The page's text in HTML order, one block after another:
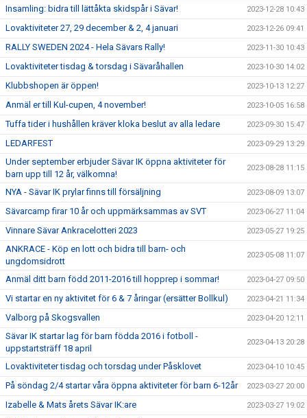
Insamling: bidra till lättåkta skidspår i Sävar! 2023-12-28 10:43
Lovaktiviteter 27, 29 december & 2, 4 januari 2023-12-26 09:41
RALLY SWEDEN 2024 - Hela Sävars Rally! 2023-11-30 10:43
Lovaktiviteter tisdag & torsdag i Sävaråhallen 2023-10-30 14:02
Klubbshopen är öppen! 2023-10-13 12:27
Anmäl er till Kul-cupen, 4 november! 2023-10-05 16:58
Tuffa tider i hushållen kräver kloka beslut av alla ledare 2023-09-30 15:47
LEDARFEST 2023-09-29 13:29
Under september erbjuder Sävar IK öppna aktiviteter för
barn upp till 12 år, välkomna!
2023-08-28 11:15
NYA - Sävar IK prylar finns till försäljning 2023-08-09 13:07
Sävarcamp firar 10 år och uppmärksammas av SVT 2023-06-27 11:04
Vinnare Sävar Ankracelotteri 2023 2023-05-27 19:25
ANKRACE - Köp en lott och bidra till barn- och
ungdomsidrott
2023-05-08 11:07
Anmäl ditt barn född 2011-2016 till hopprep i sommar! 2023-04-27 09:50
Vi startar en ny aktivitet för 6 & 7 åringar (ersätter Bollkul) 2023-04-21 11:34
Valborg på Skogsvallen 2023-04-20 12:11
Sävar IK startar lag för barn födda 2016 i fotboll -
uppstartsträff 18 april
2023-04-13 20:28
Lovaktiviteter tisdag och torsdag under Påsklovet 2023-04-10 10:45
På söndag 2/4 startar våra öppna aktiviteter för barn 6-12år 2023-03-27 20:00
Izabelle & Mats årets Sävar IK:are 2023-03-27 19:02